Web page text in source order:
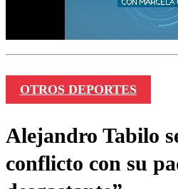
OTROS DEPORTES
Alejandro Tabilo
conflicto con su